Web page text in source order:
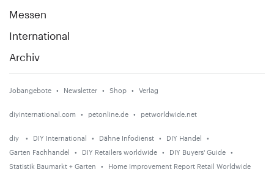
Messen
International
Archiv
Jobangebote Newsletter Shop Verlag
diyinternational.com petonline.de petworldwide.net
diy DIY International Dähne Infodienst
DIY Handel
Garten Fachhandel
DIY Retailers worldwide
DIY Buyers' Guide
Statistik Baumarkt + Garten
Home Improvement Report Retail Worldwide